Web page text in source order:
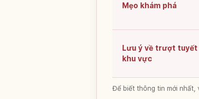
Mẹo khám phá
Lưu ý về trượt tuyết
khu vực
Để biết thông tin mới nhất,